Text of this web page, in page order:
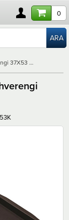
0
GastroPlast Servis Tepsisi, Abs Kahverengi 37X53 Cm